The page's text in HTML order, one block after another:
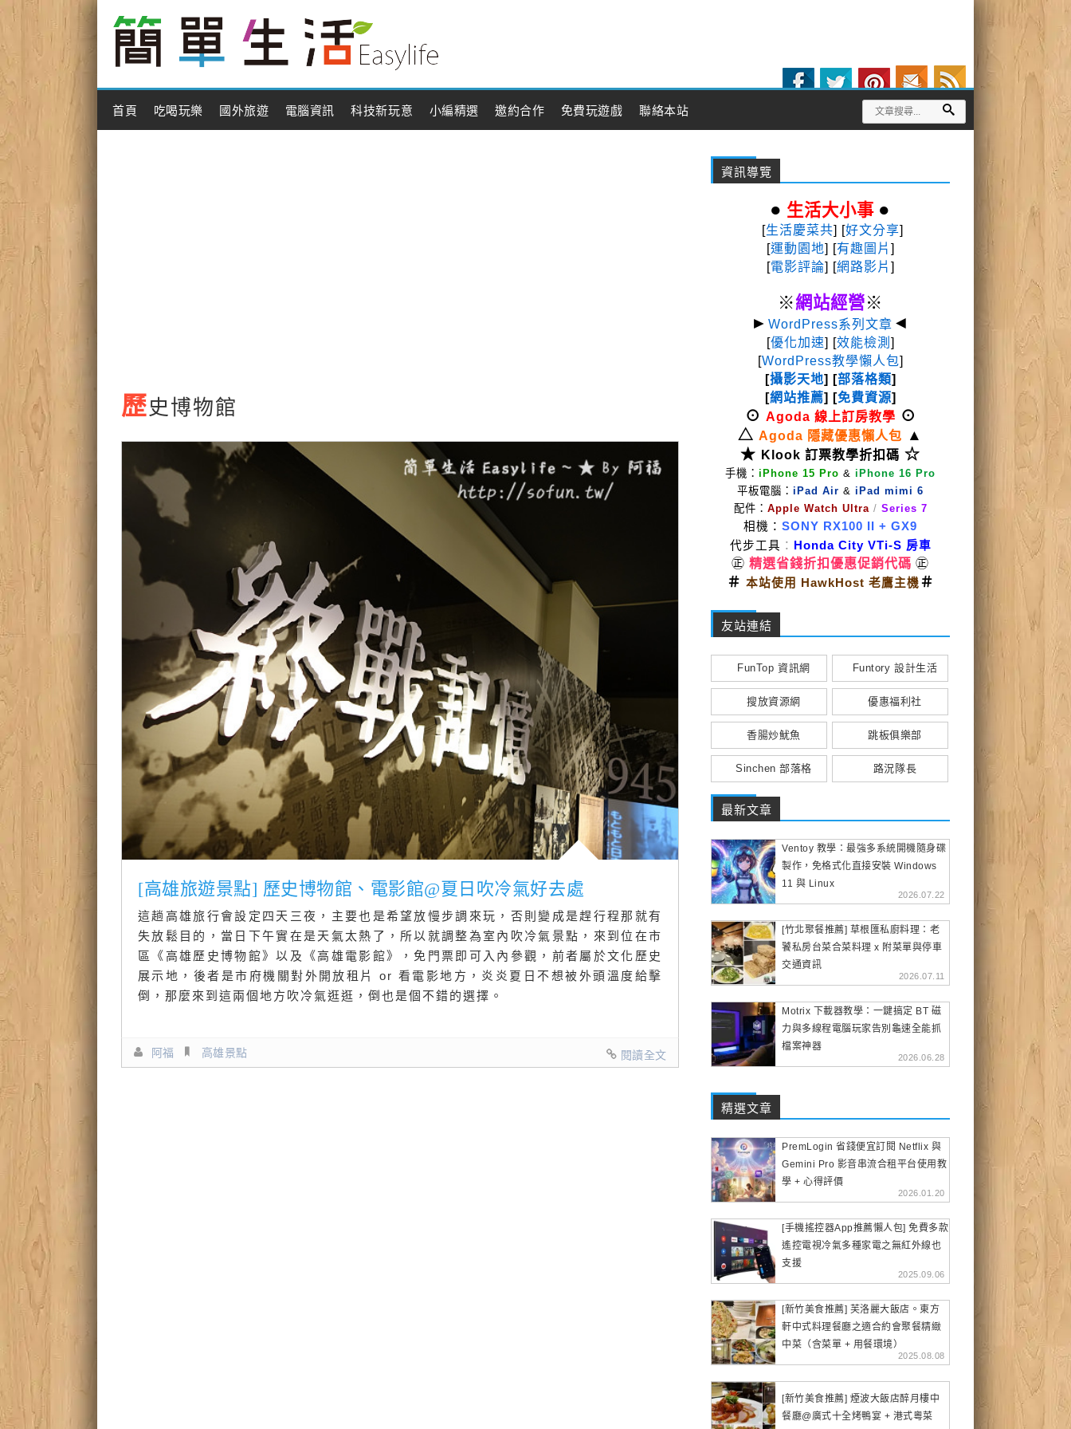
Main Menu
首頁 吃喝玩樂 國外旅遊 電腦資訊 科技新玩意 小編精選 邀約合作 免費玩遊戲 聯絡本站
歷史博物館
[高雄旅遊景點] 歷史博物館、電影館@夏日吹冷氣好去處
這趟高雄旅行會設定四天三夜，主要也是希望放慢步調來玩，否則變成是趕行程那就有
失放鬆目的，當日下午實在是天氣太熱了，所以就調整為室內吹冷氣景點，來到位在市
區《高雄歷史博物館》以及《高雄電影館》，免門票即可入內參觀，前者屬於文化歷史
展示地，後者是市府機關對外開放租片 or 看電影地方，炎炎夏日不想被外頭溫度給擊
倒，那麼來到這兩個地方吹冷氣逛逛，倒也是個不錯的選擇。
阿福 高雄景點 閱讀全文
資訊導覽
● 生活大小事 ●
[生活慶菜共] [好文分享]
[運動園地] [有趣圖片 ]
[電影評論] [網路影片 ]
※網站經營※
► WordPress系列文章 ◄
[優化加速] [效能檢測 ]
[WordPress教學懶人包]
[攝影天地] [部落格類]
[網站推薦] [免費資源]
⊙ Agoda 線上訂房教學 ⊙
△ Agoda 隱藏優惠懶人包
▲
★ Klook 訂票教學折扣碼 ☆
手機： iPhone 15 Pro & iPhone 16 Pro
平板電腦： iPad Air & iPad mimi 6
配件： Apple Watch Ultra / Series 7
相機： SONY RX100 II
+ GX9
代步工具 ： Honda City VTi-S 房車
㊣ 精選省錢折扣優惠促銷代碼 ㊣
＃ 本站使用 HawkHost 老鷹主機＃
友站連結
FunTop 資訊網 Funtory 設計生活
搜放資源網 優惠福利社
香腸炒魷魚 跳板俱樂部
Sinchen 部落格 路況隊長
最新文章
Ventoy 教學：最強多系統開機隨身碟
製作，免格式化直接安裝 Windows
11 與 Linux
2026.07.22
[竹北聚餐推薦] 草根匯私廚料理：老
饕私房台菜合菜料理 x 附菜單與停車
交通資訊
2026.07.11
Motrix 下載器教學：一鍵搞定 BT 磁
力與多線程電腦玩家告別龜速全能抓
檔案神器
2026.06.28
精選文章
PremLogin 省錢便宜訂閱 Netflix 與
Gemini Pro 影音串流合租平台使用教
學 + 心得評價
2026.01.20
[手機搖控器App推薦懶人包] 免費多款
遙控電視冷氣多種家電之無紅外線也
支援
2025.09.06
[新竹美食推薦] 芙洛麗大飯店。東方
軒中式料理餐廳之適合約會聚餐精緻
中菜（含菜單 + 用餐環境）
2025.08.08
[新竹美食推薦] 煙波大飯店醉月樓中
餐廳@廣式十全烤鴨宴 + 港式粵菜